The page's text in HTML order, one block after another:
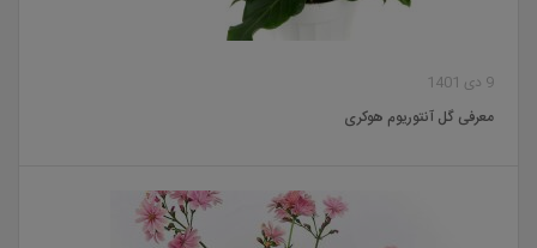
9 دی 1401
معرفی گل آنتوریوم هوکری